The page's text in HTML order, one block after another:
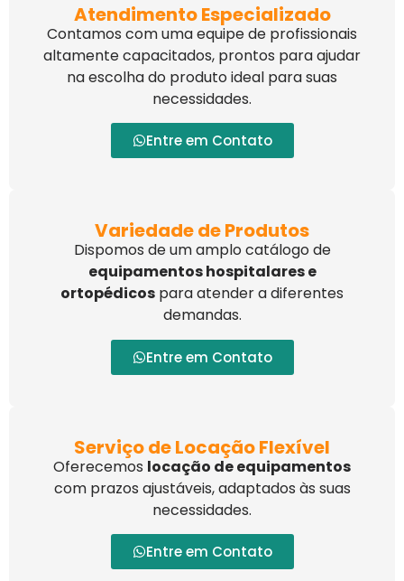
Atendimento Especializado
Contamos com uma equipe de profissionais
altamente capacitados, prontos para ajudar
na escolha do produto ideal para suas
necessidades.
Entre em Contato
Variedade de Produtos
Dispomos de um amplo catálogo de
equipamentos hospitalares e
ortopédicos para atender a diferentes
demandas.
Entre em Contato
Serviço de Locação Flexível
Oferecemos locação de equipamentos
com prazos ajustáveis, adaptados às suas
necessidades.
Entre em Contato